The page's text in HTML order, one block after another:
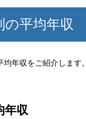
の平均年収
年収をご紹介します。
年収